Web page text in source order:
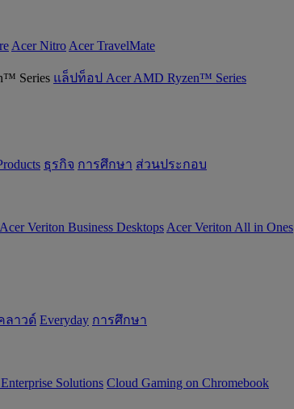
Acer Nitro Acer TravelMate
แล็ปท็อป Acer AMD Ryzen™ Series
ธุรกิจ การศึกษา ส่วนประกอบ
Acer Veriton Business Desktops Acer Veriton All in Ones
ลาวด์ Everyday การศึกษา
Solutions Cloud Gaming on Chromebook